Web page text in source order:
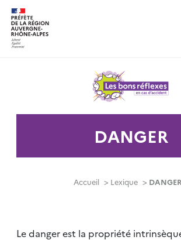
DANGER
Accueil > Lexique > DANGER
Le danger est la propriété
Panneau de gestion des cookies